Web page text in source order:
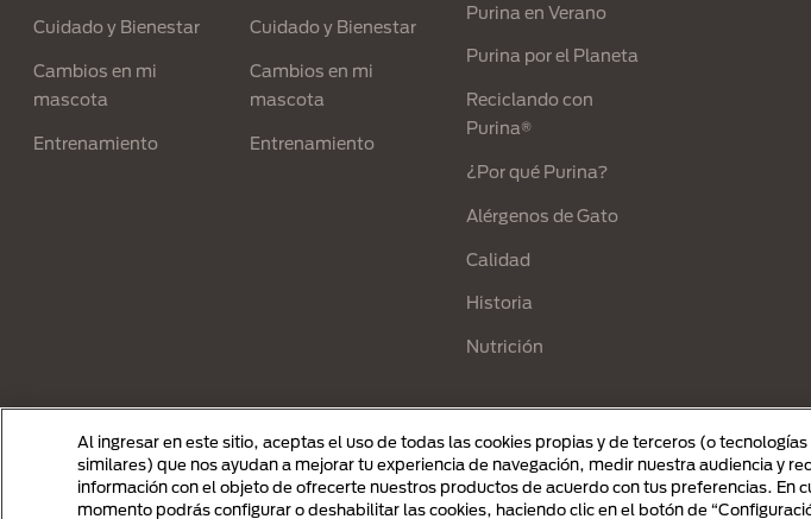
Cuidado y Bienestar
Cambios en mi
mascota
Entrenamiento
Cuidado y Bienestar
Cambios en mi
mascota
Entrenamiento
Purina en Verano
Purina por el Planeta
Reciclando con
Purina®
¿Por qué Purina?
Alérgenos de Gato
Calidad
Historia
Nutrición
Menu Footer Secundario Purina
Al ingresar en este sitio, aceptas el uso de todas las cookies propias y de terceros (o tecnologías
similares) que nos ayudan a mejorar tu experiencia de navegación, medir nuestra audiencia y
información con el objeto de ofrecerte nuestros productos de acuerdo con tus preferencias. En
momento podrás configurar o deshabilitar las cookies, haciendo clic en el botón de